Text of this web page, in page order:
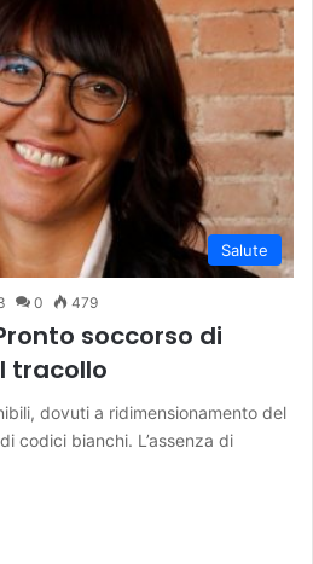
Salute
0 479
soccorso di
tracollo
dovuti a ridimensionamento del
codici bianchi. L’assenza di